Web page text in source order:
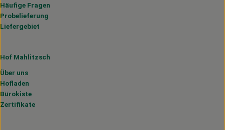
Häufige Fragen
Probelieferung
Liefergebiet
Hof Mahlitzsch
Über uns
Hofladen
Bürokiste
Zertifikate